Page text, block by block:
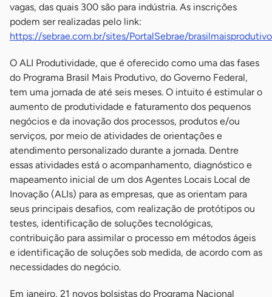
vagas, das quais 300 são para indústria. As inscrições
podem ser realizadas pelo link:
https://sebrae.com.br/sites/PortalSebrae/
O ALI Produtividade, que é oferecido como uma das fases
do Programa Brasil Mais Produtivo, do Governo Federal,
tem uma jornada de até seis meses. O intuito é estimular o
aumento de produtividade e faturamento dos pequenos
negócios e da inovação dos processos, produtos e/ou
serviços, por meio de atividades de orientações e
atendimento personalizado durante a jornada. Dentre
essas atividades está o acompanhamento, diagnóstico e
mapeamento inicial de um dos Agentes Locais Local de
Inovação (ALIs) para as empresas, que as orientam para
seus principais desafios, com realização de protótipos ou
testes, identificação de soluções tecnológicas,
contribuição para assimilar o processo em métodos ágeis
e identificação de soluções sob medida, de acordo com as
necessidades do negócio.
Em janeiro, 21 novos bolsistas do Programa Nacional